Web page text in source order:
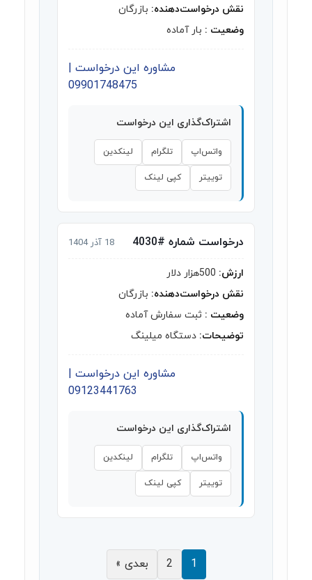
نقش درخواست‌دهنده: بازرگان
وضعیت : بار آماده
مشاوره این درخواست |
09901748475
اشتراک‌گذاری این درخواست
واتس‌اپ تلگرام لینکدین
توییتر کپی لینک
درخواست شماره #4030 18 آذر 1404
ارزش:
نقش درخواست‌دهنده: بازرگان
وضعیت : ثبت سفارش آماده
توضیحات: دستگاه میلینگ
مشاوره این درخواست |
09123441763
اشتراک‌گذاری این درخواست
واتس‌اپ تلگرام لینکدین
توییتر کپی لینک
1
2 بعدی »